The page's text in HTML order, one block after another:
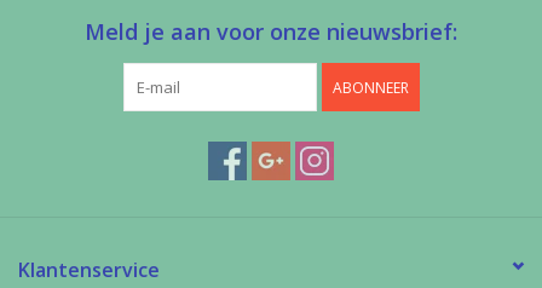
Meld je aan voor onze nieuwsbrief:
ABONNEER
Klantenservice